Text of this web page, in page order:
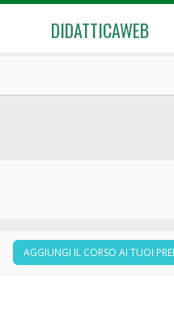
DIDATTICAWEB
AGGIUNGI IL CORSO AI TUOI